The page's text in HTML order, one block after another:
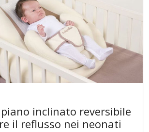
inclinato reversibile
il reflusso nei neonati